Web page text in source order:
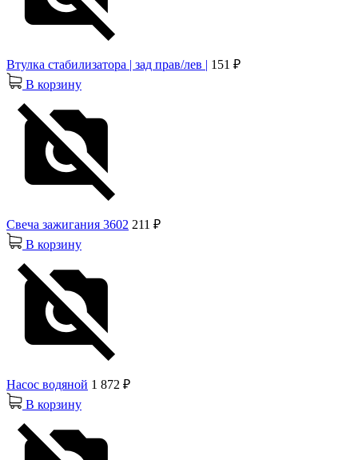
Втулка стабилизатора | зад прав/лев | 151 ₽
В корзину
Свеча зажигания 3602 211 ₽
В корзину
Насос водяной 1 872 ₽
В корзину